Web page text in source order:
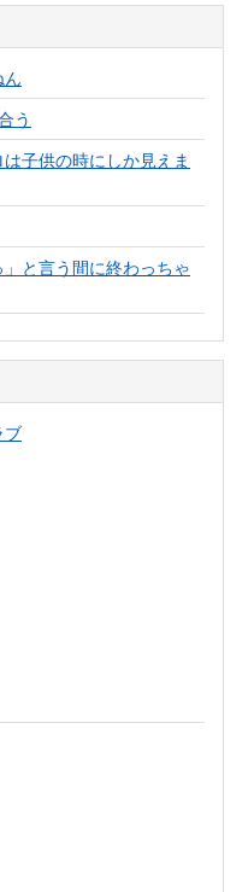
ん
う
子供の時にしか見えま
と言う間に終わっちゃ
ブ